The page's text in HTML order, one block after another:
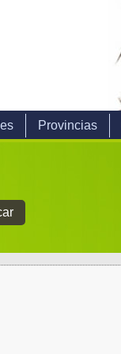
Provincias